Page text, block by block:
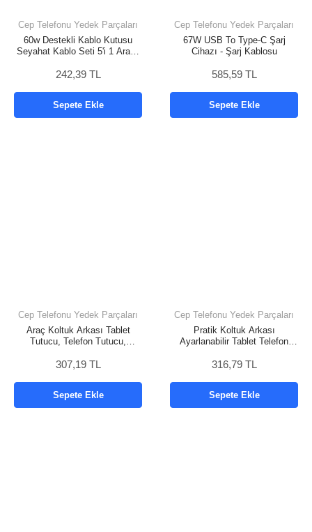
Cep Telefonu Yedek Parçaları
60w Destekli Kablo Kutusu
Seyahat Kablo Seti 5'i 1 Arada
242,39 TL
Sepete Ekle
Cep Telefonu Yedek Parçaları
67W USB To Type-C Şarj
Cihazı - Şarj Kablosu
585,59 TL
Sepete Ekle
Cep Telefonu Yedek Parçaları
Araç Koltuk Arkası Tablet
Tutucu, Telefon Tutucu,
iPad Pro 12.9 Mini Air, Galaxy
307,19 TL
Sepete Ekle
Cep Telefonu Yedek Parçaları
Pratik Koltuk Arkası
Ayarlanabilir Tablet Telefon
316,79 TL
Sepete Ekle